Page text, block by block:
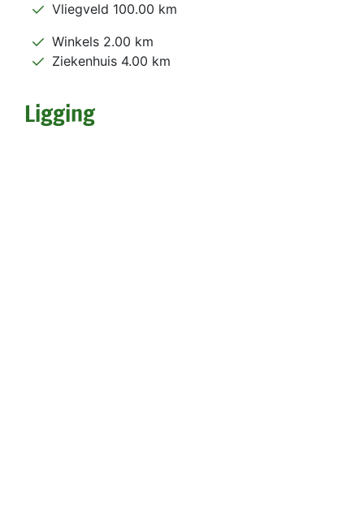
Vliegveld 100.00 km
Winkels 2.00 km
Ziekenhuis 4.00 km
Ligging